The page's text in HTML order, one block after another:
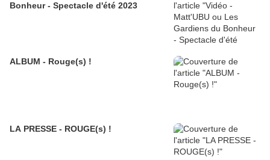
Bonheur - Spectacle d'été 2023
ALBUM - Rouge(s) !
LA PRESSE - ROUGE(s) !